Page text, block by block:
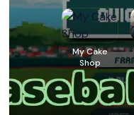
My Cake
Shop